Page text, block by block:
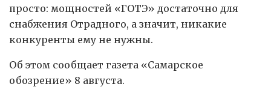
просто: мощностей «ГОТЭ» достаточно для
снабжения Отрадного, а значит, никакие
конкуренты ему не нужны.
Об этом сообщает газета «Самарское
обозрение» 8 августа.